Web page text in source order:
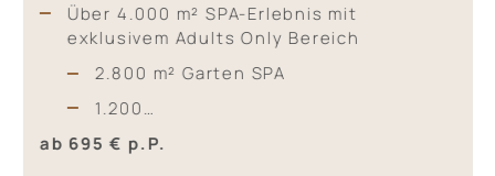
Über 4.000 m² SPA-Erlebnis mit
exklusivem Adults Only Bereich
2.800 m² Garten SPA
1.200…
ab 695 € p.P.